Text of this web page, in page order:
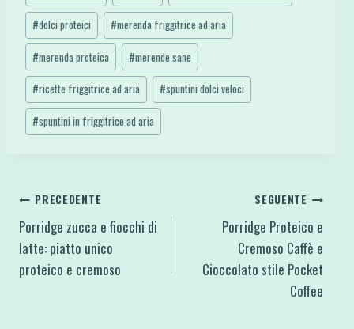
articolo:
#dolci proteici #merenda friggitrice ad aria
#merenda proteica #merende sane
#ricette friggitrice ad aria #spuntini dolci veloci
#spuntini in friggitrice ad aria
Navigazione
articoli
PRECEDENTE
Porridge zucca e fiocchi di
latte: piatto unico
proteico e cremoso
SEGUENTE
Porridge Proteico e
Cremoso Caffè e
Cioccolato stile Pocket
Coffee